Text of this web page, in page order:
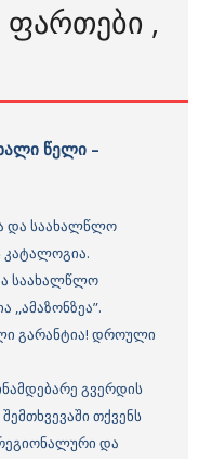
ᲤᲐᲠᲗᲔᲑᲘ ,
წელი –
და საახალწლო
კატალოგია.
საახალწლო
,,ამაზონზეა”.
გარანტია! დროული
გვერდის
თქვენს
და